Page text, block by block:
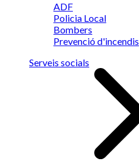
ADF
Policia Local
Bombers
Prevenció d'incendis
Serveis socials